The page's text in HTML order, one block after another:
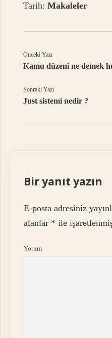
Tarih:Makaleler
Önceki Yazı
Kamu düzeni ne demek
Sonraki Yazı
Just sistemi nedir ?
Bir yanıt yazın
E-posta adresiniz
alanlar * ile
Yorum